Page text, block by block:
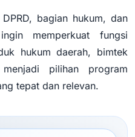
bagian hukum, dan
memperkuat fungsi
hukum daerah, bimtek
pilihan program
tepat dan relevan.